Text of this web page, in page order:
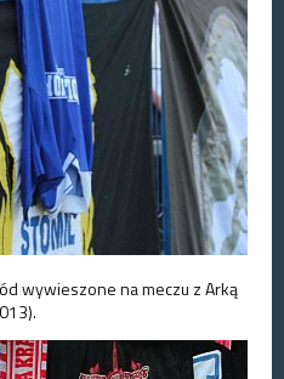
wywieszone na meczu z Arką